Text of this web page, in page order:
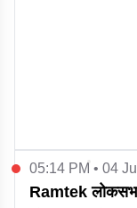
05:14 PM • 04
Ramtek